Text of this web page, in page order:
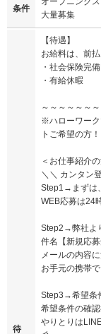
条件
大量募集
待
【待遇】
お給料は、前
・社会保険完備
・有給休暇
～～～～～～
※ハローワーク
トご希望の方
＜お仕事紹介
＼＼ カンタン
Step1→まずは
WEB応募は24
Step2→弊社よ
件名【新規応募
メールの内容
お手元の携帯
Step3→希望条
希望条件の確
やりとりは